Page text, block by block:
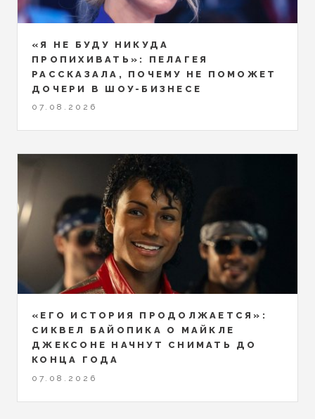
«Я НЕ БУДУ НИКУДА
ПРОПИХИВАТЬ»: ПЕЛАГЕЯ
РАССКАЗАЛА, ПОЧЕМУ НЕ ПОМОЖЕТ
ДОЧЕРИ В ШОУ-БИЗНЕСЕ
07.08.2026
«ЕГО ИСТОРИЯ ПРОДОЛЖАЕТСЯ»:
СИКВЕЛ БАЙОПИКА О МАЙКЛЕ
ДЖЕКСОНЕ НАЧНУТ СНИМАТЬ ДО
КОНЦА ГОДА
07.08.2026